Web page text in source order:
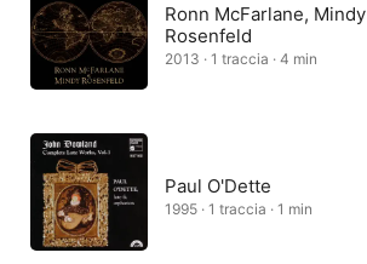
Ronn McFarlane, Mindy
Rosenfeld
2013 · 1 traccia · 4 min
Paul O'Dette
1995 · 1 traccia · 1 min